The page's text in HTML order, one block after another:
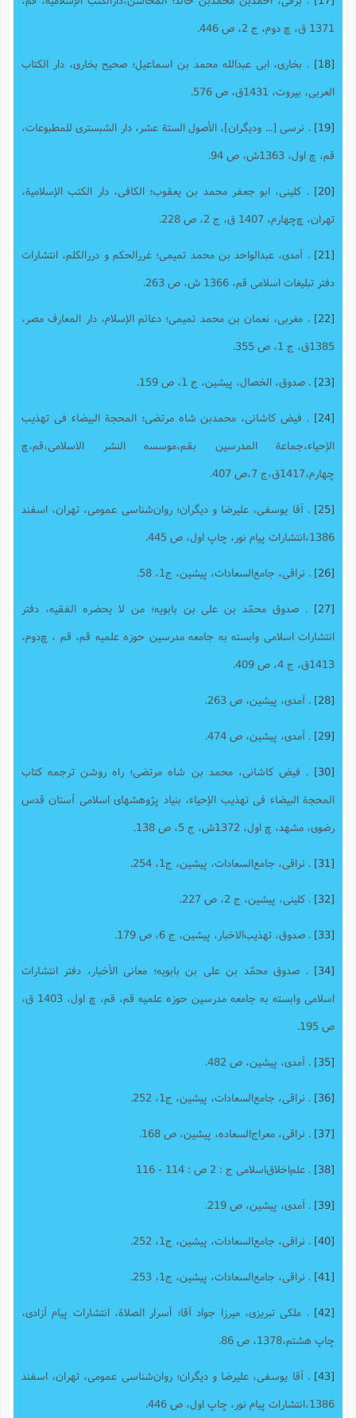
1371 ق، چ دوم، ج 2، ص 446.
. بخارى، ابی عبدالله محمد بن اسماعیل؛ صحیح بخاری، دار الکتاب
العربی، بیروت، 1431ق، ص 576.
. نرسی [... ودیگران]، الأصول الستة عشر، دار الشبستری للمطبوعات،
قم، چ اول، 1363ش، ص 94.
. کلینى، ابو جعفر محمد بن یعقوب؛ الکافی، دار الکتب الإسلامیة،
تهران، چ‌چهارم، 1407 ق، ج 2، ص 228.
. آمدى، عبدالواحد بن محمد تمیمى؛ غررالحکم و دررالکلم، انتشارات
دفتر تبلیغات اسلامى قم، 1366 ش، ص 263.
. مغربى، نعمان بن محمد تمیمى؛ دعائم الإسلام، دار المعارف مصر،
1385‌ق، ج 1، ص 355.
. صدوق، الخصال، پیشین، ج 1، ص 159.
. فیض کاشانى، محمدبن شاه مرتضى؛ المحجة البیضاء فی تهذیب
الإحیاء،جماعة المدرسین بقم،موسسه النشر الاسلامی،قم،چ
چهارم،1417ق،ج 7،ص 407.
. آقا یوسفی، علیرضا و دیگران؛ روان‌شناسی عمومی، تهران، اسفند
1386،انتشارات پیام نور، چاپ اول، ص 445.
. نراقی، جامع‌السعادات، پیشین، ج1، 58.
. صدوق محمّد بن على بن بابویه؛ من لا یحضره الفقیه، دفتر
انتشارات اسلامى وابسته به جامعه مدرسین حوزه علمیه قم، قم ، چ‌دوم،
1413ق، ج 4، ص 409.
. آمدی، پیشین، ص 263.
. آمدی، پیشین، ص 474.
. فیض کاشانى، محمد بن شاه مرتضى؛ راه روشن ترجمه کتاب
المحجة البیضاء فی تهذیب الإحیاء، بنیاد پژوهشهاى اسلامى آستان قدس
رضوى، مشهد، چ اول، 1372ش، ج 5، ص 138.
. نراقی، جامع‌السعادات، پیشین، ج1، 254.
. کلینی، پیشین، ج 2، ص 227.
. صدوق، تهذیب‌الاخبار، پیشین، ج 6، ص 179.
. صدوق محمّد بن على بن بابویه؛ معانی الأخبار، دفتر انتشارات
اسلامى وابسته به جامعه مدرسین حوزه علمیه قم، قم، چ اول، 1403 ق،
ص 195.
. آمدی، پیشین، ص 482.
. نراقی، جامع‌السعادات، پیشین، ج1، 252.
. نراقی، معراج‌السعاده، پیشین، ص 168.
. علم‌اخلاق‌اسلامى ج : 2 ص : 114 - 116
. آمدی، پیشین، ص 219.
. نراقی، جامع‌السعادات، پیشین، ج1، 252.
. نراقی، جامع‌السعادات، پیشین، ج1، 253.
. ملکى تبریزى، میرزا جواد آقا؛ أسرار الصلاة، انتشارات پیام آزادى،
چاپ هشتم،1378، ص 86.
. آقا یوسفی، علیرضا و دیگران؛ روان‌شناسی عمومی، تهران، اسفند
1386،انتشارات پیام نور، چاپ اول، ص 446.